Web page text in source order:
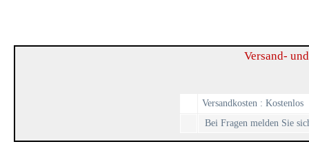
Versand-
Versandkosten : Kostenlos
Bei Fragen melden Sie